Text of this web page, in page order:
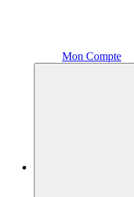
Mon Compte